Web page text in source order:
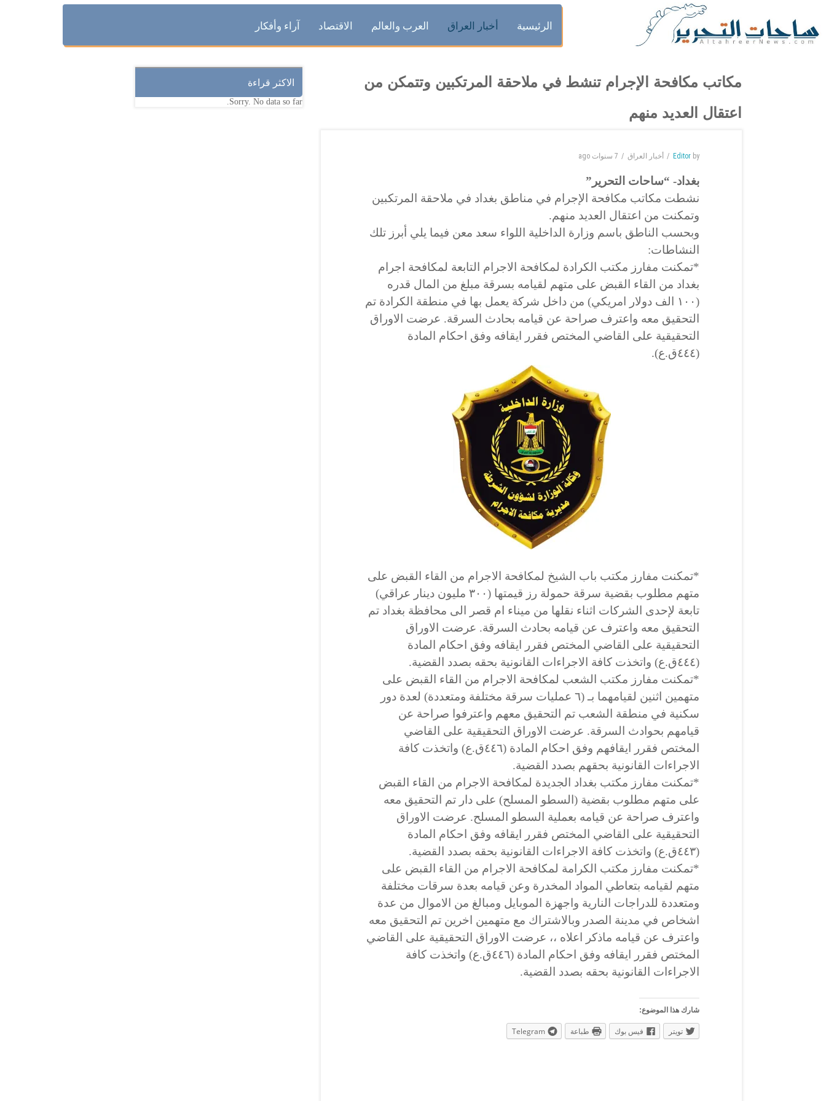
الرئيسية أخبار العراق العرب والعالم الاقتصاد آراء وأفكار
مكاتب مكافحة الإجرام تنشط في ملاحقة المرتكبين وتتمكن من
اعتقال العديد منهم
by
Editor أخبار العراق 7 سنوات ago
بغداد- “ساحات التحرير”
نشطت مكاتب مكافحة الإجرام في مناطق بغداد في ملاحقة المرتكبين
وتمكنت من اعتقال العديد منهم.
وبحسب الناطق باسم وزارة الداخلية اللواء سعد معن فيما يلي أبرز تلك
النشاطات:
*تمكنت مفارز مكتب الكرادة لمكافحة الاجرام التابعة لمكافحة اجرام
بغداد من القاء القبض على متهم لقيامه بسرقة مبلغ من المال قدره
(١٠٠ الف دولار امريكي) من داخل شركة يعمل بها في منطقة الكرادة تم
التحقيق معه واعترف صراحة عن قيامه بحادث السرقة. عرضت الاوراق
التحقيقية على القاضي المختص فقرر ايقافه وفق احكام المادة
(٤٤٤ق.ع).
*تمكنت مفارز مكتب باب الشيخ لمكافحة الاجرام من القاء القبض على
متهم مطلوب بقضية سرقة حمولة رز قيمتها (٣٠٠ مليون دينار عراقي)
تابعة لإحدى الشركات اثناء نقلها من ميناء ام قصر الى محافظة بغداد تم
التحقيق معه واعترف عن قيامه بحادث السرقة. عرضت الاوراق
التحقيقية على القاضي المختص فقرر ايقافه وفق احكام المادة
(٤٤٤ق.ع) واتخذت كافة الاجراءات القانونية بحقه بصدد القضية.
*تمكنت مفارز مكتب الشعب لمكافحة الاجرام من القاء القبض على
متهمين اثنين لقيامهما بـ (٦ عمليات سرقة مختلفة ومتعددة) لعدة دور
سكنية في منطقة الشعب تم التحقيق معهم واعترفوا صراحة عن
قيامهم بحوادث السرقة. عرضت الاوراق التحقيقية على القاضي
المختص فقرر ايقافهم وفق احكام المادة (٤٤٦ق.ع) واتخذت كافة
الاجراءات القانونية بحقهم بصدد القضية.
*تمكنت مفارز مكتب بغداد الجديدة لمكافحة الاجرام من القاء القبض
على متهم مطلوب بقضية (السطو المسلح) على دار تم التحقيق معه
واعترف صراحة عن قيامه بعملية السطو المسلح. عرضت الاوراق
التحقيقية على القاضي المختص فقرر ايقافه وفق احكام المادة
(٤٤٣ق.ع) واتخذت كافة الاجراءات القانونية بحقه بصدد القضية.
*تمكنت مفارز مكتب الكرامة لمكافحة الاجرام من القاء القبض على
متهم لقيامه بتعاطي المواد المخدرة وعن قيامه بعدة سرقات مختلفة
ومتعددة للدراجات النارية واجهزة الموبايل ومبالغ من الاموال من عدة
اشخاص في مدينة الصدر وبالاشتراك مع متهمين اخرين تم التحقيق معه
واعترف عن قيامه ماذكر اعلاه ،، عرضت الاوراق التحقيقية على القاضي
المختص فقرر ايقافه وفق احكام المادة (٤٤٦ق.ع) واتخذت كافة
الاجراءات القانونية بحقه بصدد القضية.
شارك هذا الموضوع:
تويتر فيس بوك طباعة Telegram
الاكثر قراءة
Sorry. No data so far.